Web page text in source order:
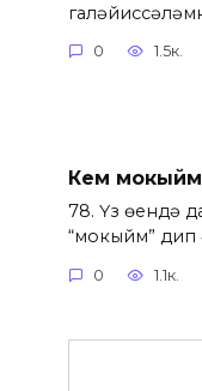
0 1.5к.
Кем
78. Үз өендә
“мокыйм” дип
0 1.1к.